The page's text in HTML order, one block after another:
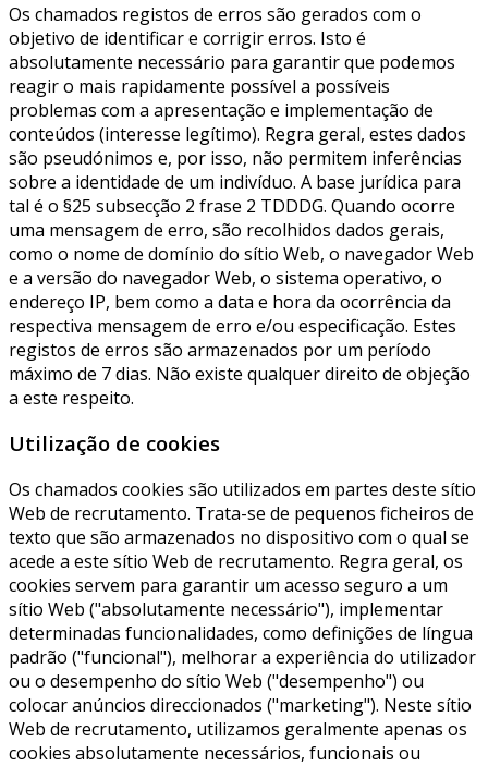
Os chamados registos de erros são gerados com o
objetivo de identificar e corrigir erros. Isto é
absolutamente necessário para garantir que podemos
reagir o mais rapidamente possível a possíveis
problemas com a apresentação e implementação de
conteúdos (interesse legítimo). Regra geral, estes dados
são pseudónimos e, por isso, não permitem inferências
sobre a identidade de um indivíduo. A base jurídica para
tal é o §25 subsecção 2 frase 2 TDDDG. Quando ocorre
uma mensagem de erro, são recolhidos dados gerais,
como o nome de domínio do sítio Web, o navegador Web
e a versão do navegador Web, o sistema operativo, o
endereço IP, bem como a data e hora da ocorrência da
respectiva mensagem de erro e/ou especificação. Estes
registos de erros são armazenados por um período
máximo de 7 dias. Não existe qualquer direito de objeção
a este respeito.
Utilização de cookies
Os chamados cookies são utilizados em partes deste sítio
Web de recrutamento. Trata-se de pequenos ficheiros de
texto que são armazenados no dispositivo com o qual se
acede a este sítio Web de recrutamento. Regra geral, os
cookies servem para garantir um acesso seguro a um
sítio Web ("absolutamente necessário"), implementar
determinadas funcionalidades, como definições de língua
padrão ("funcional"), melhorar a experiência do utilizador
ou o desempenho do sítio Web ("desempenho") ou
colocar anúncios direccionados ("marketing"). Neste sítio
Web de recrutamento, utilizamos geralmente apenas os
cookies absolutamente necessários, funcionais ou